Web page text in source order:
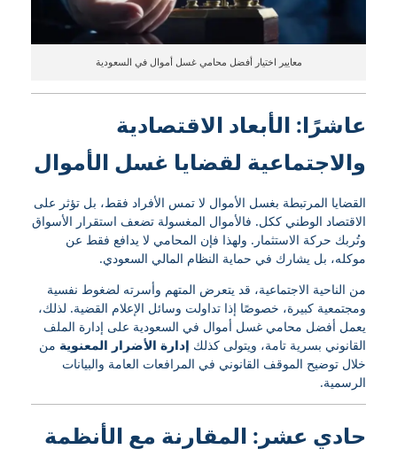
معايير اختيار أفضل محامي غسل أموال في السعودية
عاشرًا: الأبعاد الاقتصادية
والاجتماعية لقضايا غسل الأموال
القضايا المرتبطة بغسل الأموال لا تمس الأفراد فقط، بل تؤثر على
الاقتصاد الوطني ككل. فالأموال المغسولة تضعف استقرار الأسواق
وتُربك حركة الاستثمار. ولهذا فإن المحامي لا يدافع فقط عن
موكله، بل يشارك في حماية النظام المالي السعودي.
من الناحية الاجتماعية، قد يتعرض المتهم وأسرته لضغوط نفسية
ومجتمعية كبيرة، خصوصًا إذا تداولت وسائل الإعلام القضية. لذلك،
يعمل أفضل محامي غسل أموال في السعودية على إدارة الملف
القانوني بسرية تامة، ويتولى كذلك إدارة الأضرار المعنوية من
خلال توضيح الموقف القانوني في المرافعات العامة والبيانات
الرسمية.
حادي عشر: المقارنة مع الأنظمة